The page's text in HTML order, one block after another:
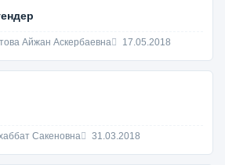
Айжан Аскербаевна 17.05.2018
Сакеновна 31.03.2018